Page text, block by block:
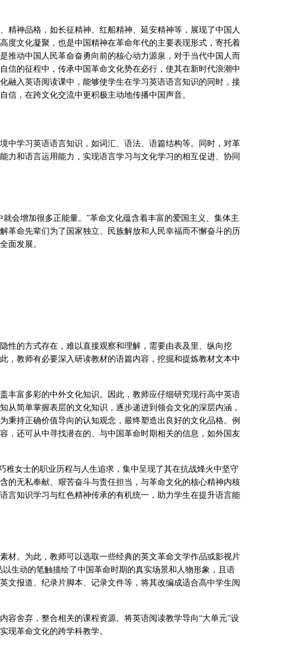
精神品格，如长征精神、红船精神、延安精神等，展现了中国人
度文化凝聚，也是中国精神在革命年代的主要表现形式，寄托着
推动中国人民革命奋勇向前的核心动力源泉，对于当代中国人而
信的征程中，传承中国革命文化势在必行，使其在新时代浪潮中
融入英语阅读课中，能够使学生在学习英语语言知识的同时，接
，在跨文化交流中更积极主动地传播中国声音。
中学习英语语言知识，如词汇、语法、语篇结构等。同时，对革
力和语言运用能力，实现语言学习与文化学习的相互促进、协同
会增加很多正能量。”革命文化蕴含着丰富的爱国主义、集体主
革命先辈们为了国家独立、民族解放和人民幸福而不懈奋斗的历
面发展。
性的方式存在，难以直接观察和理解，需要由表及里、纵向挖
，教师有必要深入研读教材的语篇内容，挖掘和提炼教材文本中
丰富多彩的中外文化知识。因此，教师应仔细研究现行高中英语
简单掌握表层的文化知识，逐步递进到领会文化的深层内涵，
秉持正确价值导向的认知观念，最终塑造出良好的文化品格。例
，还可从中寻找潜在的、与中国革命时期相关的信息，如外国友
稚女士的职业历程与人生追求，集中呈现了其在抗战烽火中坚守
的无私奉献、艰苦奋斗与责任担当，与革命文化的核心精神内核
言知识学习与红色精神传承的有机统一，助力学生在提升语言能
材。为此，教师可以选取一些经典的英文革命文学作品或影视片
生动的笔触描绘了中国革命时期的真实场景和人物形象，且语
文报道、纪录片脚本、记录文件等，将其改编成适合高中学生阅
容舍弃，整合相关的课程资源。将英语阅读教学导向“大单元”设
现革命文化的跨学科教学。